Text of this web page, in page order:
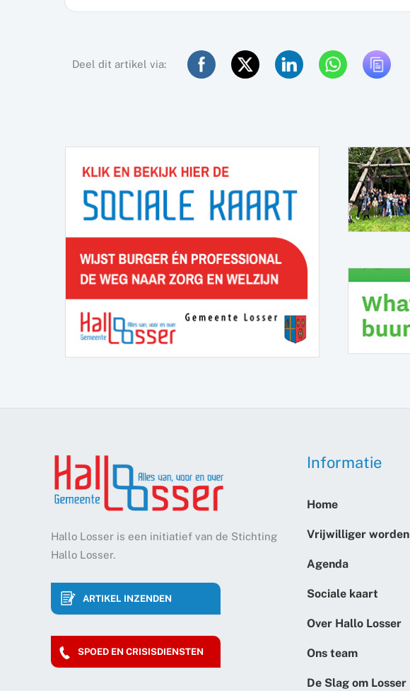
Deel dit artikel via:
Hallo Losser is een initiatief van de Stichting
Hallo Losser.
ARTIKEL INZENDEN
SPOED EN CRISISDIENSTEN
Informatie
Home
Vrijwilliger worden
Agenda
Sociale kaart
Over Hallo Losser
Ons team
De Slag om Losser